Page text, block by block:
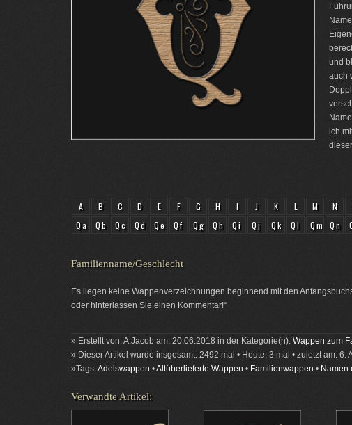
und
auch
ich
A B C D E F G H I J K L M N
Qa
Qb Qc Qd Qe Qf Qg Qh Qi Qj Qk Ql Qm Qn
Familienname/Geschlecht
Es liegen keine Wappenverzeichnungen beginnend mit den
oder hinterlassen Sie einen Kommentar!“
» Erstellt von: A.Jacob am: 20.06.2018 in der Kategorie(n): Wappen zum
» Dieser Artikel wurde insgesamt: 2492 mal • Heute: 3 mal • zuletzt am: 6.
»Tags:Adelswappen •Altüberlieferte Wappen • Familienwappen • Namen
Verwandte Artikel: